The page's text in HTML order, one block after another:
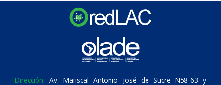
Dirección: Av. Mariscal Antonio José de Sucre N58-63 y